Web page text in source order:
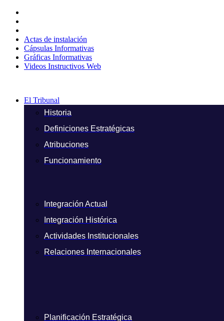
contenido
Actas de instalación
Cápsulas Informativas
Gráficas Informativas
Videos Instructivos Web
El Tribunal
Historia
Definiciones Estratégicas
Atribuciones
Funcionamiento
Integración Actual
Integración Histórica
Actividades Institucionales
Relaciones Internacionales
Planificación Estratégica